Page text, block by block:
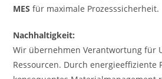
MES für maximale Prozesssicherheit.
Nachhaltigkeit:
Wir übernehmen Verantwortung für
Ressourcen. Durch energieeffiziente